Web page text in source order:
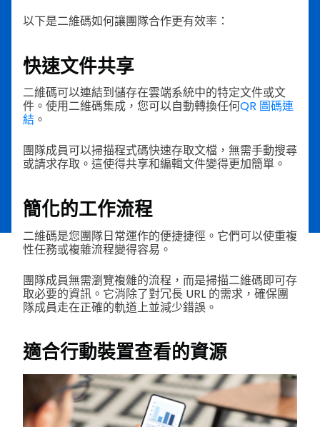
以下是二維碼如何讓團隊合作更有效率：
快速文件共享
二維碼可以連結到儲存在雲端系統中的特定文件或文
件。使用二維碼集成，您可以自動轉換任何QR 圖碼連
結 。
團隊成員可以掃描程式碼快速存取文檔，無需手動搜尋
或請求存取。這使得共享和編輯文件變得更加簡單。
簡化的工作流程
二維碼是您團隊日常運作的便捷捷徑。它們可以使重複
性任務或複雜流程變得容易。
團隊成員無需瀏覽複雜的流程，而是掃描二維碼即可存
取必要的資訊。它消除了對冗長 URL 的需求，確保團
隊成員走在正確的軌道上並減少錯誤。
適合行動裝置查看的資源